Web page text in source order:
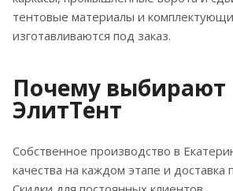
тентовые материалы и
изготавливаются под заказ.
Почему выбирают
ЭлитТент
Собственное производство в
качества на каждом этапе и доставка